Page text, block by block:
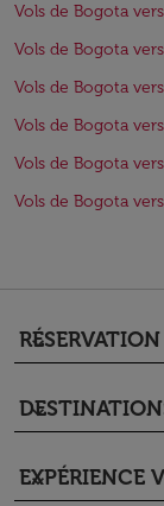
Vols de Bogota
Vols de Bogota
Vols de Bogota
Vols de Bogota
Vols de Bogota
Vols de Bogota
RÉSERVATION
keyboard_arrow_down
keyboard_arrow_down
EXPÉRIENCE
keyboard_arrow_down